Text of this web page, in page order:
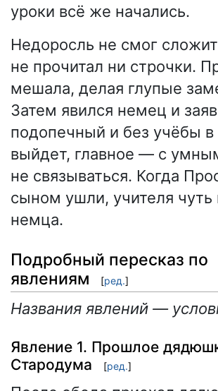
уроки всё же начались.
Недоросль не смог
не прочитал ни строчки.
мешала, делая глупые
Затем явился немец и
подопечный и без учёбы
выйдет, главное — с
не связываться. Когда
сыном ушли, учителя чуть
немца.
Подробный пересказ по
явлениям
[ред.]
Названия явлений —
Явление 1. Прошлое
Стародума
[ред.]